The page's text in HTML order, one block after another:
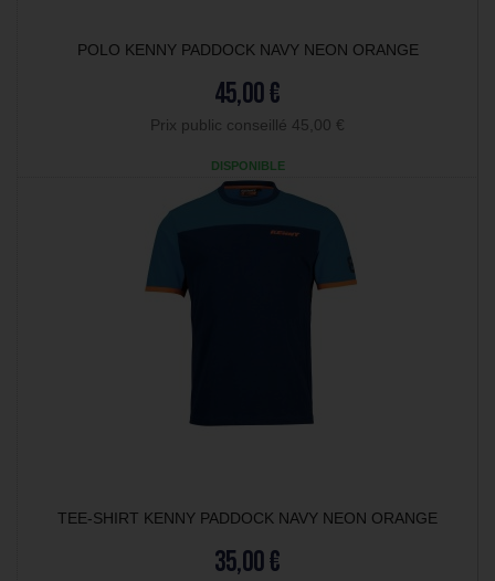
POLO KENNY PADDOCK NAVY NEON ORANGE
45,00 €
Prix public conseillé 45,00 €
DISPONIBLE
TEE-SHIRT KENNY PADDOCK NAVY NEON ORANGE
35,00 €